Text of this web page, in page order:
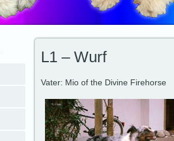
L1 – Wurf
Vater: Mio of the Divine Firehorse